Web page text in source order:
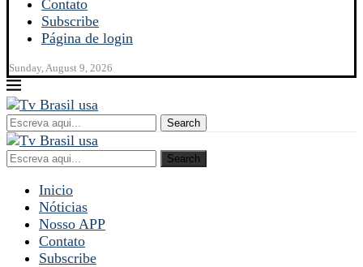
Contato
Subscribe
Página de login
Sunday, August 9, 2026
Search
Search
Inicio
Nóticias
Nosso APP
Contato
Subscribe